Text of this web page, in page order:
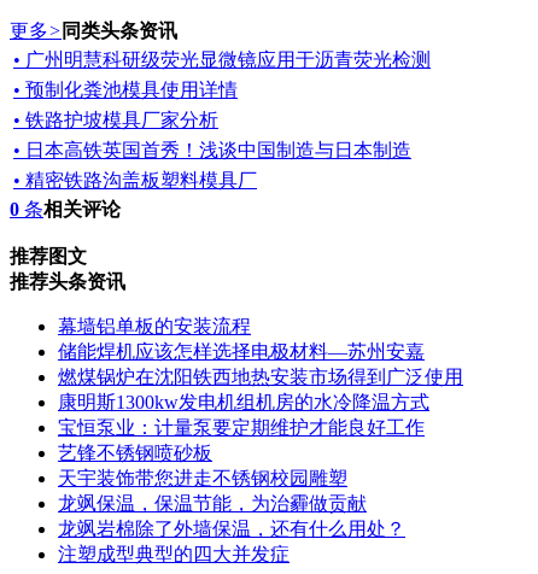
更多> 同类头条资讯
• 广州明慧科研级荧光显微镜应用于沥青荧光检测
• 预制化粪池模具使用详情
• 铁路护坡模具厂家分析
• 日本高铁英国首秀！浅谈中国制造与日本制造
• 精密铁路沟盖板塑料模具厂
0 条相关评论
推荐图文
推荐头条资讯
幕墙铝单板的安装流程
储能焊机应该怎样选择电极材料—苏州安嘉
燃煤锅炉在沈阳铁西地热安装市场得到广泛使用
康明斯1300kw发电机组机房的水冷降温方式
宝恒泵业：计量泵要定期维护才能良好工作
艺锋不锈钢喷砂板
天宇装饰带您进走不锈钢校园雕塑
龙飒保温，保温节能，为治霾做贡献
龙飒岩棉除了外墙保温，还有什么用处？
注塑成型典型的四大并发症